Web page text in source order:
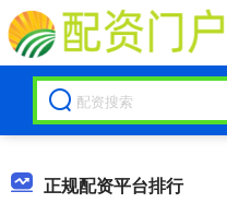
正规配资平台排行